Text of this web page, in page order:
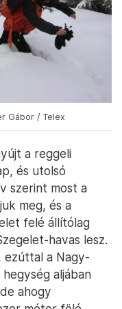
Gábor / Telex
a reggeli
és utolsó
szerint most a
meg, és a
felé állítólag
havas lesz.
ezúttal a Nagy-
aljában
ahogy